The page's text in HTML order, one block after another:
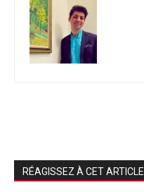
RÉAGISSEZ À CET ARTICLE